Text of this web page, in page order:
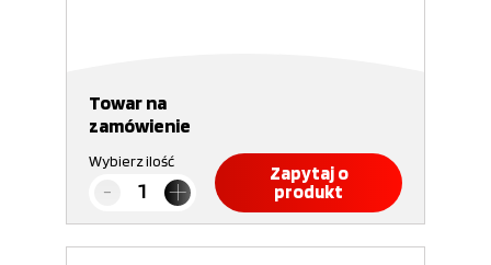
Towar na
zamówienie
Wybierz ilość
Zapytaj o
produkt